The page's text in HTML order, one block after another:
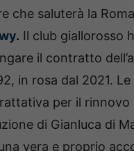
che saluterà la
. Il club giallorosso
il contratto
in rosa dal 2021.
per il rinnovo
di Gianluca di
vera e proprio